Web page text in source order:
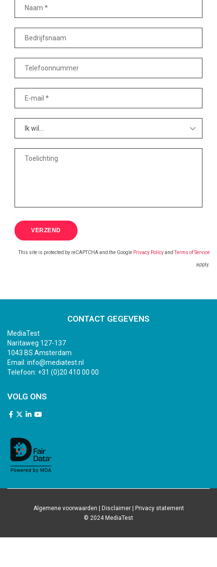
This site is protected by reCAPTCHA and the Google Privacy PolicyandTerms of Service
apply.
CONTACT GEGEVENS
MediaTest
Naritaweg 127-137
1043 BS Amsterdam
Email: info@mediatest.nl
Telefoon: +31 (0)20 410 00 00
VOLG ONS
Algemene voorwaarden | Disclaimer| Privacy statement
© 2024 MediaTest